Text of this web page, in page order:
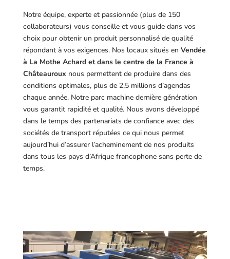
Notre équipe, experte et passionnée (plus de 150
collaborateurs) vous conseille et vous guide dans vos
choix pour obtenir un produit personnalisé de qualité
répondant à vos exigences. Nos locaux situés en Vendée
à La Mothe Achard et dans le centre de la France à
Châteauroux nous permettent de produire dans des
conditions optimales, plus de 2,5 millions d’agendas
chaque année. Notre parc machine dernière génération
vous garantit rapidité et qualité. Nous avons développé
dans le temps des partenariats de confiance avec des
sociétés de transport réputées ce qui nous permet
aujourd’hui d’assurer l’acheminement de nos produits
dans tous les pays d’Afrique francophone sans perte de
temps.